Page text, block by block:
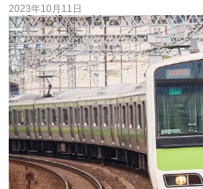
2023年10月11日